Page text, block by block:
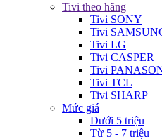
Tivi theo hãng
Tivi SONY
Tivi
Tivi LG
Tivi CASPER
Tivi
Tivi TCL
Tivi SHARP
Mức giá
Dưới 5 triệu
Từ 5 - 7 triệu